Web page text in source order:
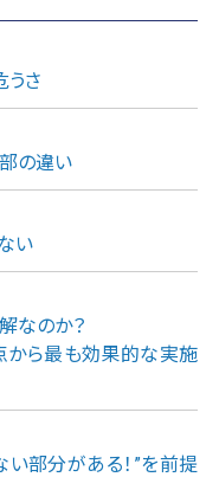
さ
の違い
い
なのか？
から最も効果的な実施
部分がある！”を前提